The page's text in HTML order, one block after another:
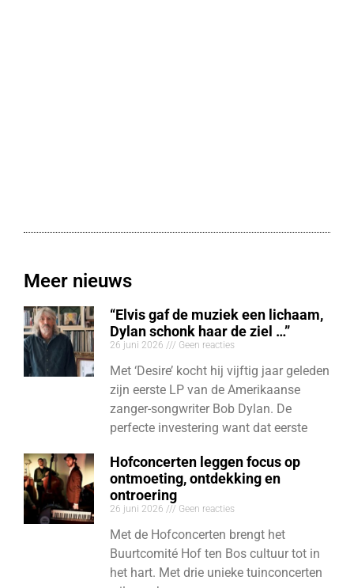
Meer nieuws
“Elvis gaf de muziek een lichaam,
Dylan schonk haar de ziel …”
26 juni 2026 Geen reacties
Met ‘Desire’ kocht hij vijftig jaar geleden
zijn eerste LP van de Amerikaanse
zanger-songwriter Bob Dylan. De
perfecte investering want dat eerste
Hofconcerten leggen focus op
ontmoeting, ontdekking en
ontroering
26 juni 2026 Geen reacties
Met de Hofconcerten brengt het
Buurtcomité Hof ten Bos cultuur tot in
het hart. Met drie unieke tuinconcerten